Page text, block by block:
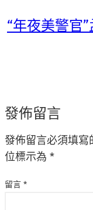
“年夜美警官
發佈留言
發佈留言必須填寫
位標示為 *
留言 *